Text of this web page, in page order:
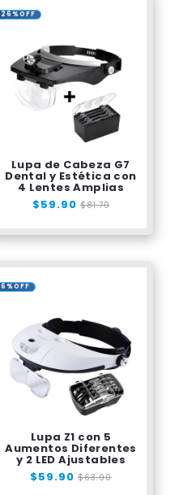
26%OFF
Lupa de Cabeza G7
Dental y Estética con
4 Lentes Amplias
Precio
$59.90 Precio
oferta
$81.70
6%OFF
Lupa Z1 con 5
Aumentos Diferentes
y 2 LED Ajustables
Precio
$59.90 Precio
$63.90